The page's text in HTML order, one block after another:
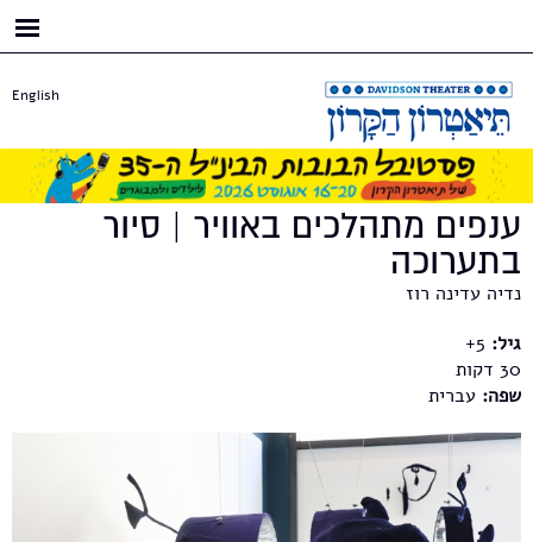
English
ענפים מתהלכים באוויר | סיור
בתערוכה
נדיה עדינה רוז
גיל: 5+
30
שפה: עברית